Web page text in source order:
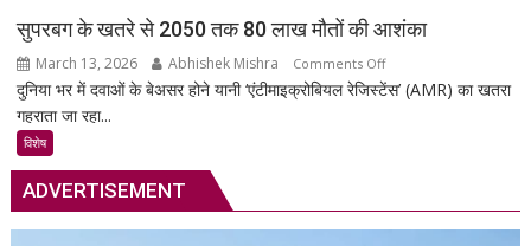
सुरक्षा
का
स्मार्ट
सुपरबग के खतरे से 2050 तक 80 लाख मौतों की आशंका
March 13, 2026 Abhishek Mishra Comments Offon
सुपरबग
दुनिया भर में दवाओं के बेअसर होने यानी ‘एंटीमाइक्रोबियल रेजिस्टेंस’ (AMR) का खतरा
गहराता जा रहा...
विशेष
ADVERTISEMENT